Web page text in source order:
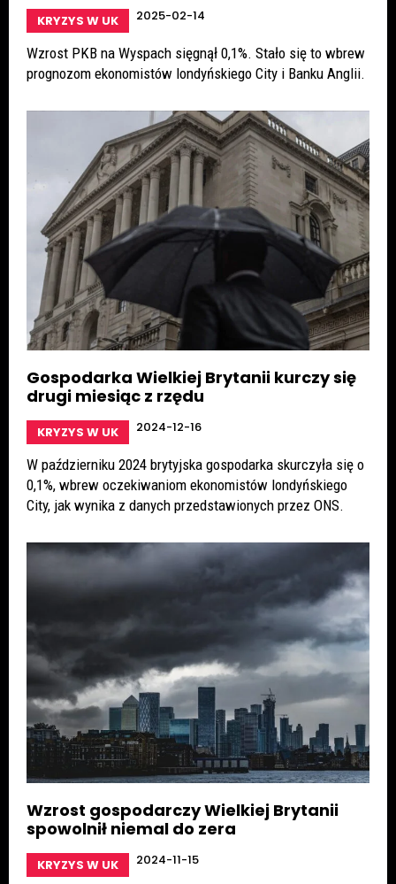
KRYZYS W UK 2025-02-14
Wzrost PKB na Wyspach sięgnął 0,1%. Stało się to wbrew
prognozom ekonomistów londyńskiego City i Banku Anglii.
Gospodarka Wielkiej Brytanii kurczy się
drugi miesiąc z rzędu
KRYZYS W UK 2024-12-16
W październiku 2024 brytyjska gospodarka skurczyła się o
0,1%, wbrew oczekiwaniom ekonomistów londyńskiego
City, jak wynika z danych przedstawionych przez ONS.
Wzrost gospodarczy Wielkiej Brytanii
spowolnił niemal do zera
KRYZYS W UK 2024-11-15